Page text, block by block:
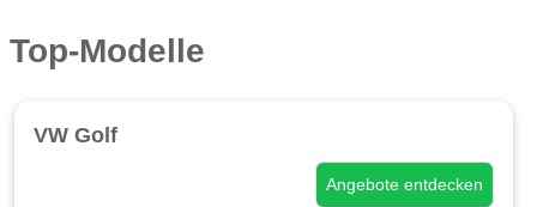
Top-Modelle
VW Golf
Angebote entdecken